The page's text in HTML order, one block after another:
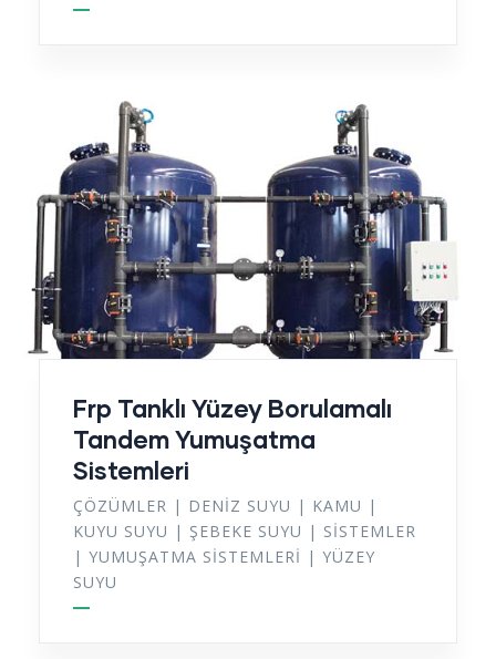
Frp Tanklı Yüzey Borulamalı
Tandem Yumuşatma
Sistemleri
ÇÖZÜMLER | DENIZ SUYU | KAMU |
KUYU SUYU | ŞEBEKE SUYU | SISTEMLER
| YUMUŞATMA SISTEMLERI | YÜZEY
SUYU